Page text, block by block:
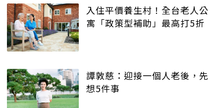
入住平價養生村！全台老人公
寓「政策型補助」最高打5折
譚敦慈：迎接一個人老後，先
想5件事